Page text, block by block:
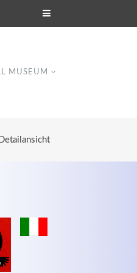
MUSEUM
Detailansicht
eget